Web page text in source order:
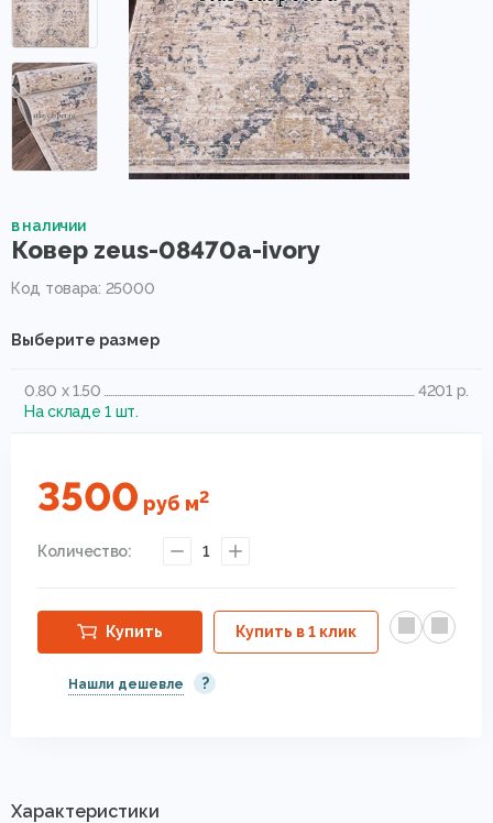
в наличии
Ковер zeus-08470a-ivory
Код товара: 25000
Выберите размер
0.80 x 1.50
4201 р.
На складе 1 шт.
3500 руб м2
Количество: 1
Купить Купить в 1 клик
Нашли дешевле ?
Характеристики